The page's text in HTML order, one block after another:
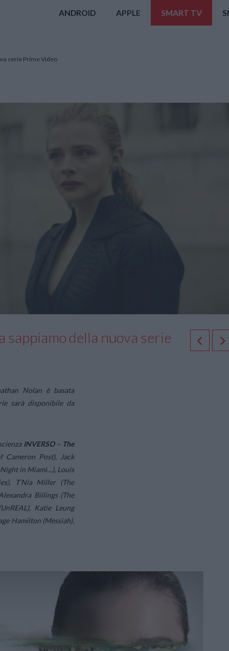
ANDROID APPLE SMART TV
serie Prime Video
sappiamo della nuova serie
Nolan è basata
sarà disponibile da
INVERSO – The
Post), Jack
in Miami…), Louis
T’Nia Miller (The
Billings (The
Katie Leung
Hamilton (Messiah),